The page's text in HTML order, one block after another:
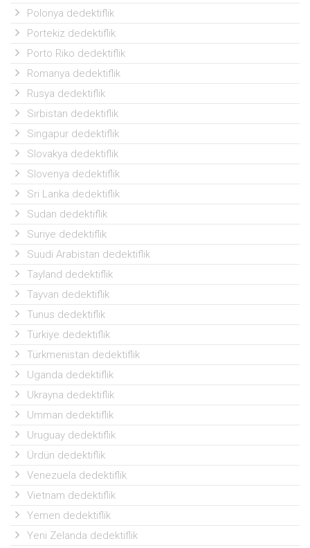
Polonya dedektiflik
Portekiz dedektiflik
Porto Riko dedektiflik
Romanya dedektiflik
Rusya dedektiflik
Sırbistan dedektiflik
Singapur dedektiflik
Slovakya dedektiflik
Slovenya dedektiflik
Sri Lanka dedektiflik
Sudan dedektiflik
Suriye dedektiflik
Suudi Arabistan dedektiflik
Tayland dedektiflik
Tayvan dedektiflik
Tunus dedektiflik
Türkiye dedektiflik
Türkmenistan dedektiflik
Uganda dedektiflik
Ukrayna dedektiflik
Umman dedektiflik
Uruguay dedektiflik
Ürdün dedektiflik
Venezuela dedektiflik
Vietnam dedektiflik
Yemen dedektiflik
Yeni Zelanda dedektiflik